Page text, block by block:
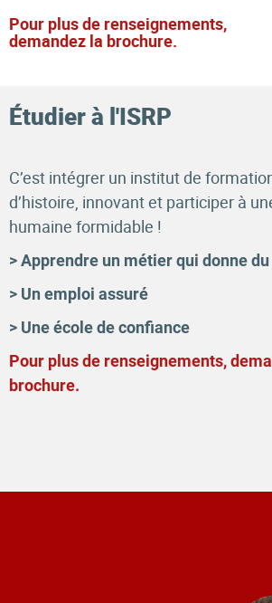
Pour plus de renseignements,
demandez la brochure.
Étudier à l'ISRP
C’est intégrer un institut de
d’histoire, innovant et participer à
humaine formidable !
> Apprendre un métier qui donne
> Un emploi assuré
> Une école de confiance
Pour plus de renseignements,
brochure.